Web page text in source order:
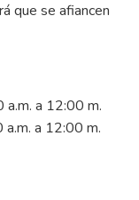
que se afiancen
a 12:00 m.
a 12:00 m.